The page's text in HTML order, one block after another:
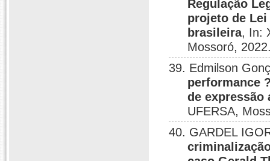
Regulação
projeto de Lei
brasileira, In:
Mossoró,
39. Edmilson
performance
de expressão
UFERSA,
40. GARDEL